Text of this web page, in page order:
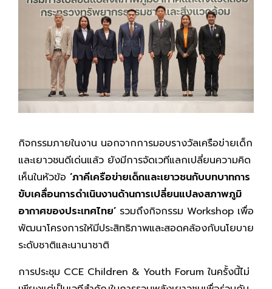
กิจกรรมภายในงาน นอกจากการมอบรางวัลเครือข่ายเด็ก
และเยาวชนดีเด่นแล้ว ยังมีการจัดเวทีแลกเปลี่ยนความคิด
เห็นในหัวข้อ ‘ภาคีเครือข่ายเด็กและเยาวชนกับบทบาทการ
ขับเคลื่อนการดำเนินงานด้านการเปลี่ยนแปลงสภาพภูมิ
อากาศของประเทศไทย’ รวมถึงกิจกรรม Workshop เพื่อ
พัฒนาโครงการให้มีประสิทธิภาพและสอดคล้องกับนโยบาย
ระดับชาติและนานาชาติ
การประชุม CCE Children & Youth Forum ในครั้งนี้ไม่